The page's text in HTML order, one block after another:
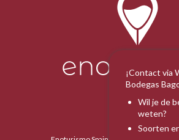
¡Contact via
Bodegas
Wil je de
weten?
Soorten